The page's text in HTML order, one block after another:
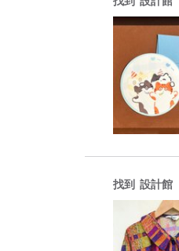
找到 設計館